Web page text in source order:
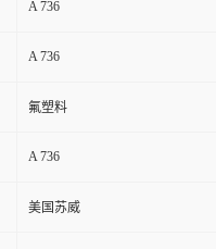
A 736
A 736
氟塑料
A 736
美国苏威